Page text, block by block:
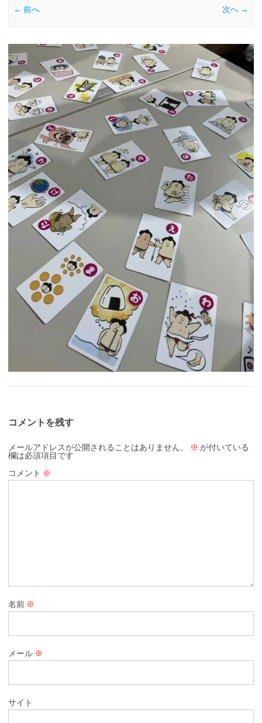
← 前へ 次へ →
コメントを残す
メールアドレスが公開されることはありません。 ※ が付いている
欄は必須項目です
コメント ※
名前 ※
メール ※
サイト